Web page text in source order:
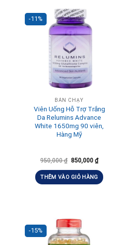
-11%
BÁN CHẠY
Viên Uống Hỗ Trợ Trắng
Da Relumins Advance
White 1650mg 90 viên,
Hàng Mỹ
950,000₫ 850,000 ₫
THÊM VÀO GIỎ HÀNG
-15%